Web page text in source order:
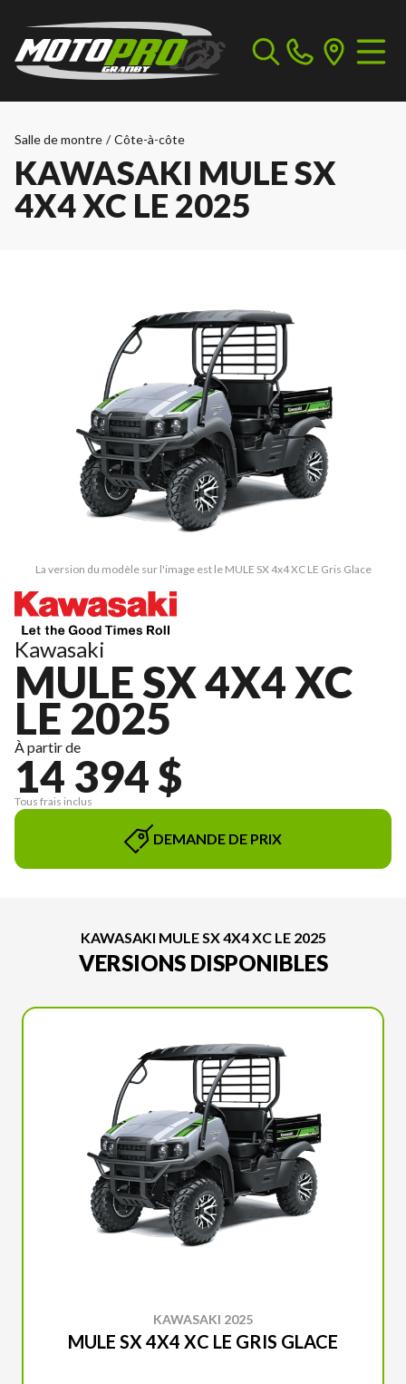
Salle de montre / Côte-à-côte
KAWASAKI MULE SX
4X4 XC LE 2025
La version du modèle sur l'image est le MULE SX 4x4 XC LE Gris Glace
Kawasaki
MULE SX 4X4 XC
LE 2025
À partir de
14 394 $
Tous frais inclus
DEMANDE DE PRIX
KAWASAKI MULE SX 4X4 XC LE 2025
VERSIONS DISPONIBLES
KAWASAKI 2025
MULE SX 4X4 XC LE GRIS GLACE